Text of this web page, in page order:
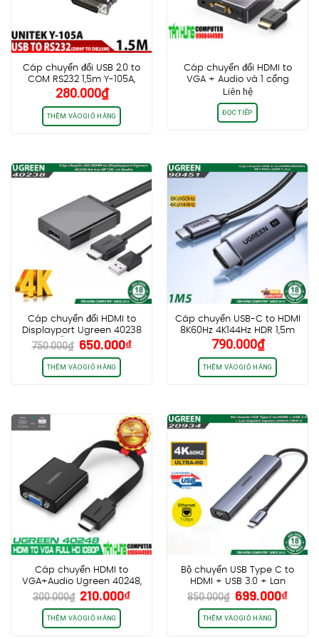
Cáp chuyển đổi USB 2.0 to
COM RS232 1,5m Y-105A,
kèm đầu chuyển DB9F sang
280.000₫
THÊM VÀO GIỎ HÀNG
Cáp chuyển đổi HDMI to
VGA + Audio và 1 cổng
quang SPDIF chính hãng
Ugreen UG40282 cao cấp
Liên hệ
ĐỌC TIẾP
Cáp chuyển đổi HDMI to
Displayport Ugreen 40238
hỗ trợ 4K*2K
750.000₫ Giá
gốc
là:
750.000₫.
650.000₫Giá
THÊM VÀO GIỎ HÀNG
Cáp chuyển USB-C to HDMI
8K60Hz 4K144Hz HDR 1,5m
Ugreen 90451 CM565
790.000₫
THÊM VÀO GIỎ HÀNG
Cáp chuyển HDMI to
VGA+Audio Ugreen 40248,
hỗ trợ Full HD, vỏ nhựa
300.000₫ Giá
gốc
là:
300.000₫.
210.000₫Giá
THÊM VÀO GIỎ HÀNG
Bộ chuyển USB Type C to
HDMI + USB 3.0 + Lan
Gigabit Ugreen 20934
CM475
850.000₫ Giá
gốc
là:
850.000₫.
699.000₫Giá
THÊM VÀO GIỎ HÀNG